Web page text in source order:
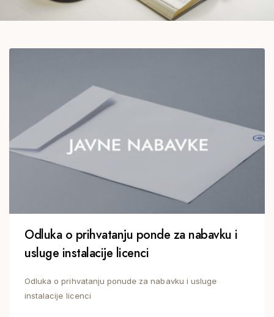
Odluka o prihvatanju ponde za nabavku i
usluge instalacije licenci
Odluka o prihvatanju ponude za nabavku i usluge
instalacije licenci